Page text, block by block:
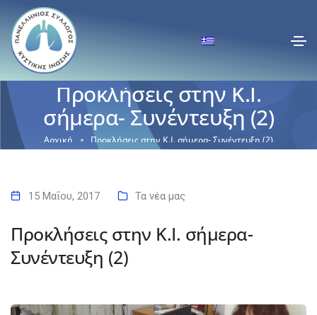
Προκλήσεις στην Κ.Ι.
σήμερα- Συνέντευξη (2)
Αρχική Προκλήσεις στην Κ.Ι. σήμερα- Συνέντευξη (2)
15 Μαΐου, 2017 Τα νέα μας
Προκλήσεις στην Κ.Ι. σήμερα-
Συνέντευξη (2)